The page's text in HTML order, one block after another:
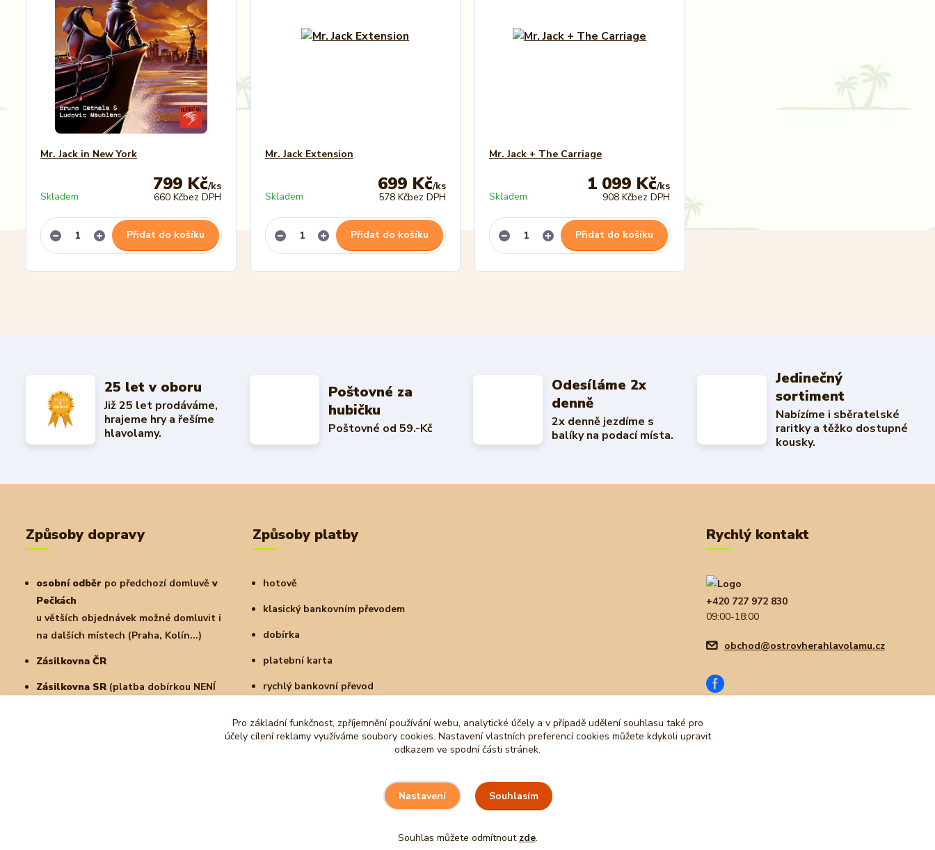
Mr. Jack in New York
799 Kč/ks
660 Kčbez DPH
Skladem
Přidat do košíku
Mr. Jack Extension
699 Kč/ks
578 Kčbez DPH
Skladem
Přidat do košíku
Mr. Jack + The Carriage
1 099 Kč/ks
908 Kčbez DPH
Skladem
Přidat do košíku
25 let v oboru
Již 25 let prodáváme,
hrajeme hry a řešíme
hlavolamy.
Poštovné za
hubičku
Poštovné od 59.-Kč
Odesíláme 2x
denně
2x denně jezdíme s
balíky na podací místa.
Jedinečný
sortiment
Nabízíme i sběratelské
raritky a těžko dostupné
kousky.
Způsoby dopravy
osobní odběr po předchozí domluvě v
Pečkách
u větších objednávek možné domluvit i
na dalších místech (Praha, Kolín...)
Zásilkovna ČR
Zásilkovna SR (platba dobírkou NENÍ
Způsoby platby
hotově
klasický bankovním převodem
dobírka
platební karta
rychlý bankovní převod
Rychlý kontakt
+420 727 972 830
09:00-18:00
obchod@ostrovherahlavolamu.cz
Pro základní funkčnost, zpříjemnění používání webu, analytické účely a v případě udělení souhlasu také pro
účely cílení reklamy využíváme soubory cookies. Nastavení vlastních preferencí cookies můžete kdykoli upravit
odkazem ve spodní části stránek.
Nastavení Souhlasím
Souhlas můžete odmítnout zde.